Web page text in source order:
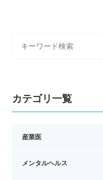
カテゴリ一覧
産業医
メンタルヘルス